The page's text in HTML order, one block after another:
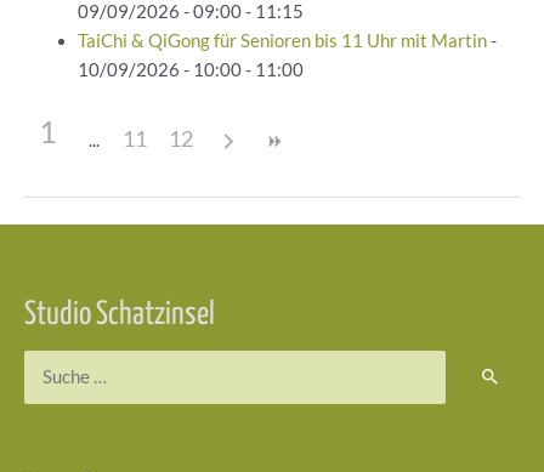
09/09/2026 - 09:00 - 11:15
TaiChi & QiGong für Senioren bis 11 Uhr mit Martin-
10/09/2026 - 10:00 - 11:00
1 11 12
Studio Schatzinsel